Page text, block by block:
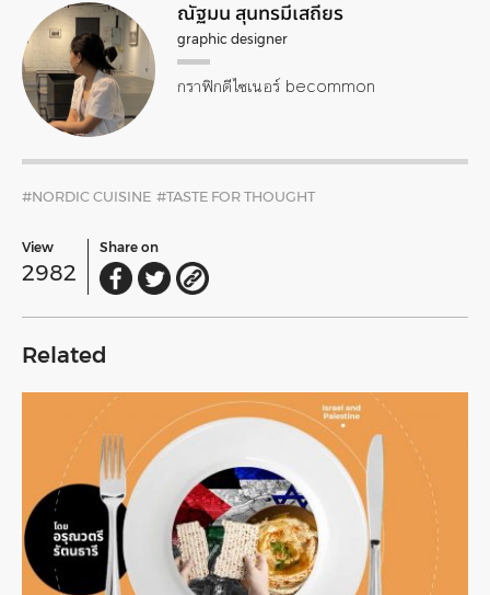
ณัฐมน สุนทรมีเสถียร
graphic designer
กราฟิกดีไซเนอร์ becommon
#NORDIC CUISINE #TASTE FOR THOUGHT
View
2982
Share on
Related